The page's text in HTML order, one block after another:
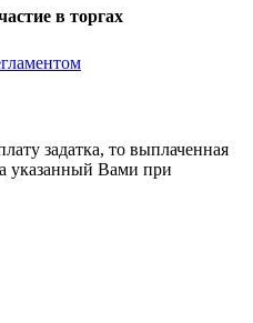
в торгах
задатка, то выплаченная
указанный Вами при